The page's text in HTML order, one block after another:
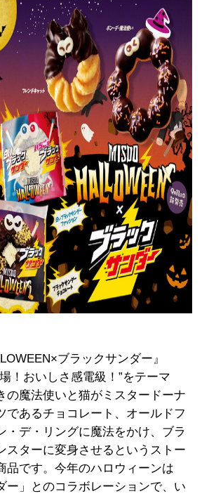
ブラックサンダー』
！おいしさ感電級！”をテーマ
の魔法使いと猫がミスタードーナ
であるチョコレート、オールドフ
・デ・リングに魔法をかけ、ブラ
スターに変身させるというストー
品です。今年のハロウィーンは
ー」とのコラボレーションで、い